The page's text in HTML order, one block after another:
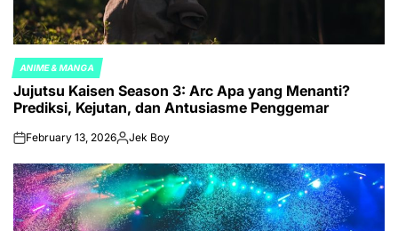
POSTED
IN
ANIME & MANGA
Jujutsu Kaisen Season 3: Arc Apa yang Menanti?
Prediksi, Kejutan, dan Antusiasme Penggemar
onFebruary 13, 2026Posted
Jek Boy